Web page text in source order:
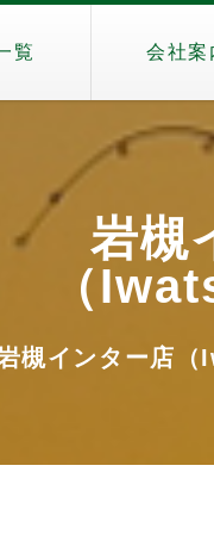
覧 会社案
岩槻
（
槻インター店